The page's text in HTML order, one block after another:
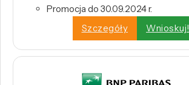
Promocja do 30.09.2024 r.
Szczegóły
Wnioskuj!